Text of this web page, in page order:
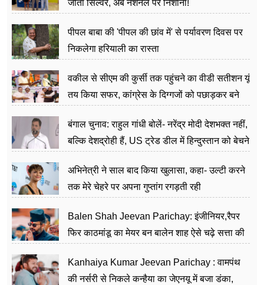
जीता सिल्वर, अब नेशनल पर निशाना!
पीपल बाबा की 'पीपल की छांव में' से पर्यावरण दिवस पर
निकलेगा हरियाली का रास्ता
वकील से सीएम की कुर्सी तक पहुंचने का वीडी सतीशन यूं
तय किया सफर, कांग्रेस के दिग्गजों को पछाड़कर बने
बंगाल चुनाव: राहुल गांधी बोलें- नरेंद्र मोदी देशभक्त नहीं,
बल्कि देशद्रोही हैं, US ट्रेड डील में हिन्दुस्तान को बेचने
अभिनेत्री ने साल बाद किया खुलासा, कहा- उल्टी करने
तक मेरे चेहरे पर अपना गुप्तांग रगड़ती रही
Balen Shah Jeevan Parichay: इंजीनियर,रैपर
फिर काठमांडू का मेयर बन बालेन शाह ऐसे चढ़े सत्ता की
Kanhaiya Kumar Jeevan Parichay : वामपंथ
की नर्सरी से निकले कन्हैया का जेएनयू में बजा डंका,